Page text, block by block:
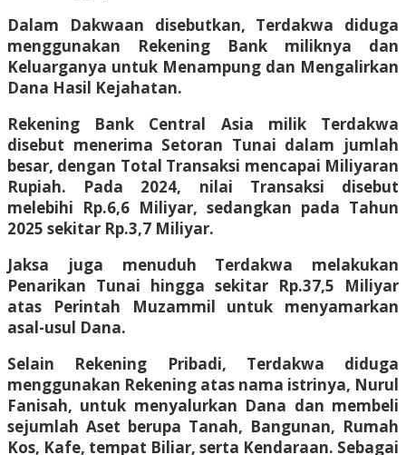
Dalam Dakwaan disebutkan, Terdakwa diduga
menggunakan Rekening Bank miliknya dan
Keluarganya untuk Menampung dan Mengalirkan
Dana Hasil Kejahatan.
Rekening Bank Central Asia milik Terdakwa
disebut menerima Setoran Tunai dalam jumlah
besar, dengan Total Transaksi mencapai Miliyaran
Rupiah. Pada 2024, nilai Transaksi disebut
melebihi Rp.6,6 Miliyar, sedangkan pada Tahun
2025 sekitar Rp.3,7 Miliyar.
Jaksa juga menuduh Terdakwa melakukan
Penarikan Tunai hingga sekitar Rp.37,5 Miliyar
atas Perintah Muzammil untuk menyamarkan
asal-usul Dana.
Selain Rekening Pribadi, Terdakwa diduga
menggunakan Rekening atas nama istrinya, Nurul
Fanisah, untuk menyalurkan Dana dan membeli
sejumlah Aset berupa Tanah, Bangunan, Rumah
Kos, Kafe, tempat Biliar, serta Kendaraan. Sebagai